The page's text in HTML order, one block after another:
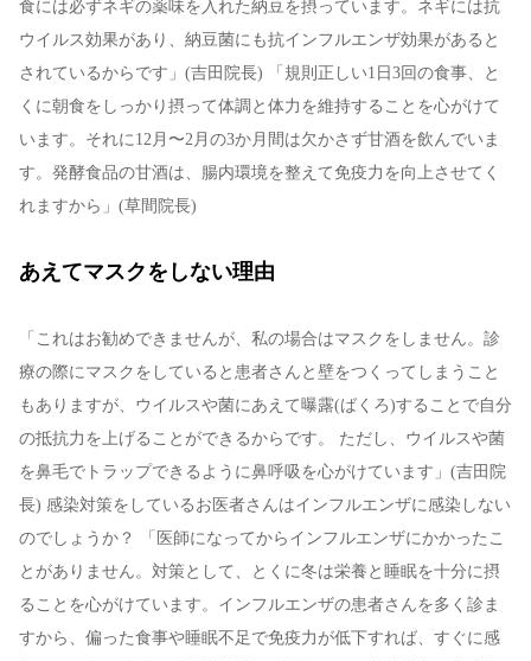
食には必ずネギの薬味を入れた納豆を摂っています。ネギには抗
ウイルス効果があり、納豆菌にも抗インフルエンザ効果があると
されているからです」(吉田院長) 「規則正しい1日3回の食事、と
くに朝食をしっかり摂って体調と体力を維持することを心がけて
います。それに12月〜2月の3か月間は欠かさず甘酒を飲んでいま
す。発酵食品の甘酒は、腸内環境を整えて免疫力を向上させてく
れますから」(草間院長)
あえてマスクをしない理由
「これはお勧めできませんが、私の場合はマスクをしません。診
療の際にマスクをしていると患者さんと壁をつくってしまうこと
もありますが、ウイルスや菌にあえて曝露(ばくろ)することで自分
の抵抗力を上げることができるからです。 ただし、ウイルスや菌
を鼻毛でトラップできるように鼻呼吸を心がけています」(吉田院
長) 感染対策をしているお医者さんはインフルエンザに感染しない
のでしょうか？ 「医師になってからインフルエンザにかかったこ
とがありません。対策として、とくに冬は栄養と睡眠を十分に摂
ることを心がけています。インフルエンザの患者さんを多く診ま
すから、偏った食事や睡眠不足で免疫力が低下すれば、すぐに感